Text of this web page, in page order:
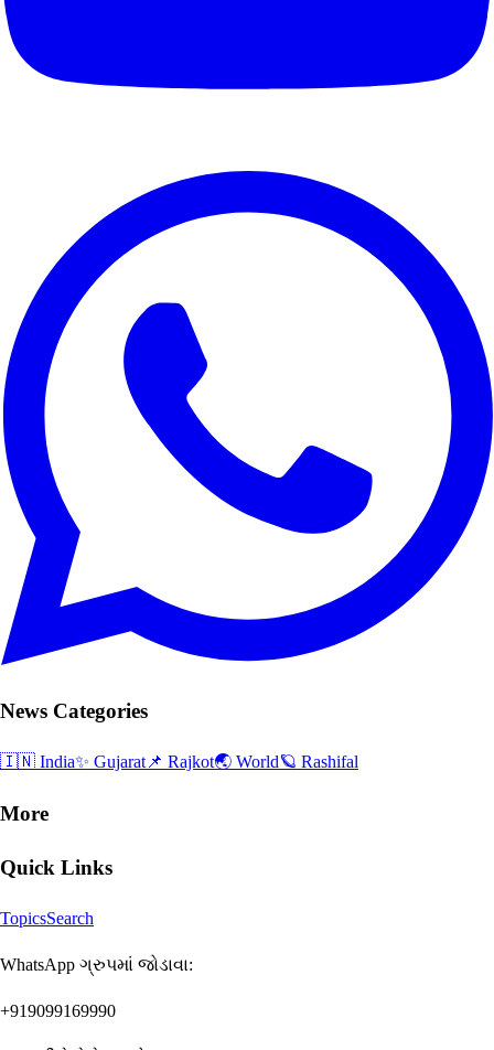
News Categories
🇮🇳 India✨ Gujarat 📌 Rajkot🌏 World🪐 Rashifal
More
Quick Links
TopicsSearch
WhatsApp ગ્રુપમાં જોડાવા:
+919099169990